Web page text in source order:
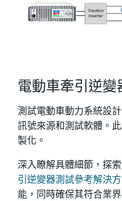
電動車牽引逆變
測試電動車動力系統設
訊號來源和測試軟體。
製化。
深入瞭解具體細節，探
引逆變器測試參考解決
能，同時確保其符合業